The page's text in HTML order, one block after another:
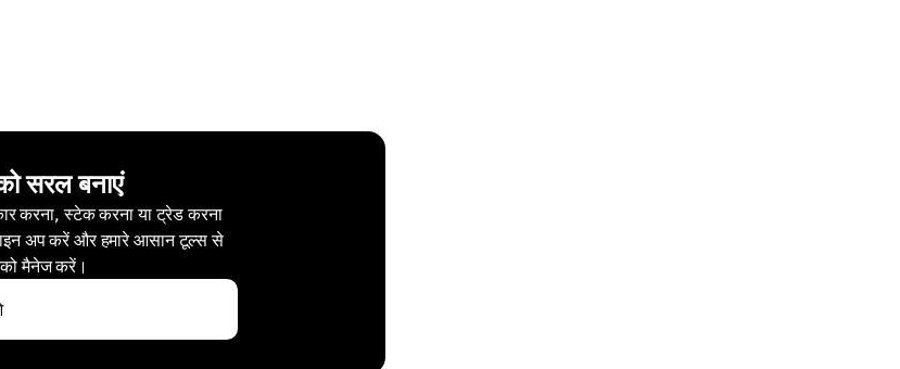
सरल बनाएं
करना, स्टेक करना या ट्रेड करना
अप करें और हमारे आसान टूल्स से
मैनेज करें।